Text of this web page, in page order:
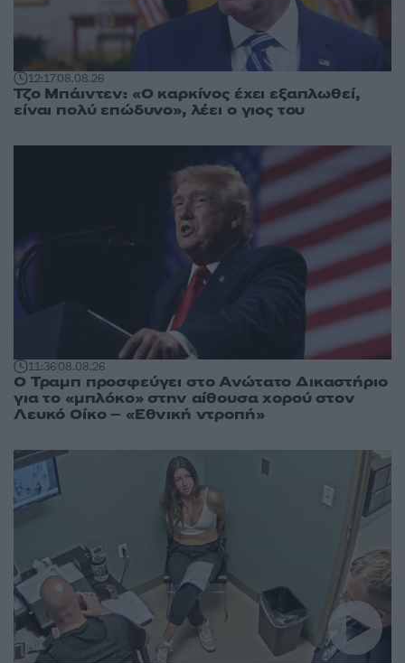
12:1708.08.26
Τζο Μπάιντεν: «Ο καρκίνος έχει εξαπλωθεί,
είναι πολύ επώδυνο», λέει ο γιος του
11:3608.08.26
Ο Τραμπ προσφεύγει στο Ανώτατο Δικαστήριο
για το «μπλόκο» στην αίθουσα χορού στον
Λευκό Οίκο – «Εθνική ντροπή»